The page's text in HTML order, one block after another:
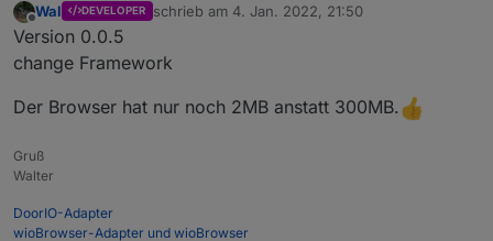
Offline
Wal DEVELOPER schrieb am 4. Jan. 2022, 21:50
zuletzt editiert von
Version 0.0.5
change Framework
Der Browser hat nur noch 2MB anstatt 300MB.
Gruß
Walter
DoorIO-Adapter
wioBrowser-Adapter und wioBrowser